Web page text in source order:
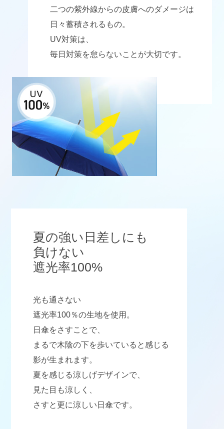
二つの紫外線からの皮膚へのダメージは
日々蓄積されるもの。
UV対策は、
毎日対策を怠らないことが大切です。
夏の強い日差しにも
負けない
遮光率100%
光も通さない
遮光率100％の生地を使用。
日傘をさすことで、
まるで木陰の下を歩いていると感じる
影が生まれます。
夏を感じる涼しげデザインで、
見た目も涼しく、
さすと更に涼しい日傘です。